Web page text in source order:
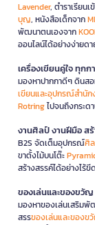
Lavender, ตำราเรียน
บุญ, หนังสือเด็กจาก
พัฒนาตนเองจาก
ออนไลน์ได้อย่างง่ายด
เครื่องเขียนคู่ใจ ทุก
มองหาปากกาดีๆ ดินส
เขียนและอุปกรณ์สำนัก
Rotringไปจนถึงกระด
งานศิลป์ งานฝีมือ ส
B2S จัดเต็มอุปกรณ์ศิ
ขาตั้งไม้บนโต๊ะ
สร้างสรรค์ได้อย่างไร้ขี
ของเล่นและของขวั
มองหาของเล่นเสริมพั
สรรของเล่นและของข